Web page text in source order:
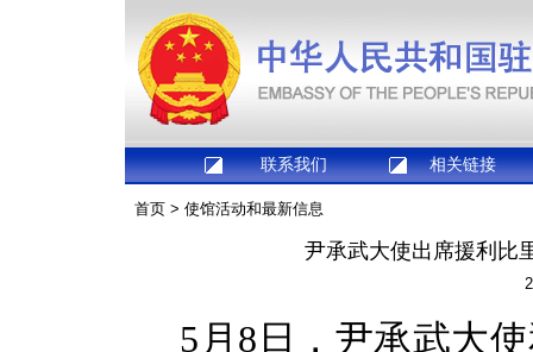
联系我们 相关链接
首页 > 使馆活动和最新信息
尹承武大使出席援利比
5月8日，尹承武大